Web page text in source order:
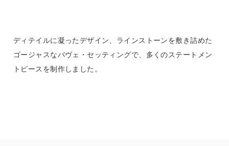
ディテイルに凝ったデザイン、ラインストーンを敷き詰めた
ゴージャスなパヴェ・セッティングで、多くのステートメン
トピースを制作しました。